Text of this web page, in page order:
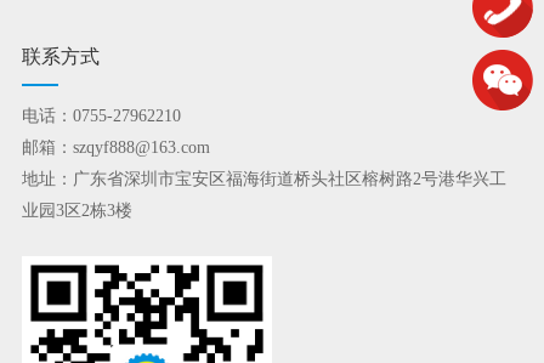
联系方式
电话：0755-27962210
邮箱：szqyf888@163.com
地址：广东省深圳市宝安区福海街道桥头社区榕树路2号港华兴工
业园3区2栋3楼